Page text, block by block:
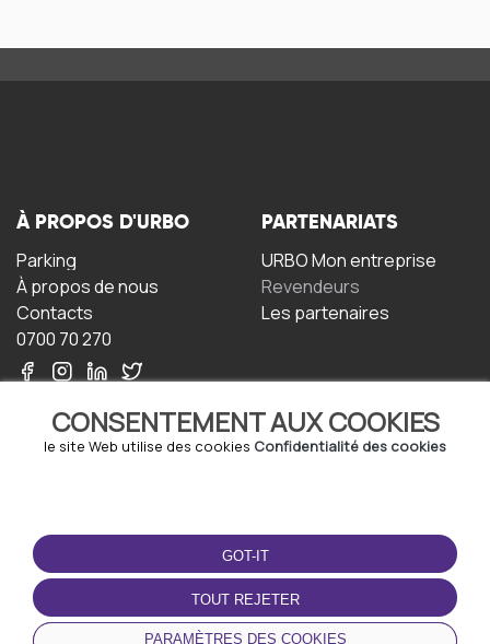
CONSENTEMENT AUX COOKIES
le site Web utilise des cookies Confidentialité des cookies
GOT-IT
TOUT REJETER
PARAMÈTRES DES COOKIES
À PROPOS D'URBO
Parking
À propos de nous
Contacts
0700 70 270
PARTENARIATS
URBO Mon entreprise
Revendeurs
Les partenaires
TERMS-OF-USE
Termes et conditions
Politique de confidentialité
Politique relative aux
cookies
TÉLÉCHARGEZ
L'APPLICATION